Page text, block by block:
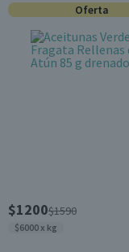
Oferta
$1200$1590
$6000 x kg